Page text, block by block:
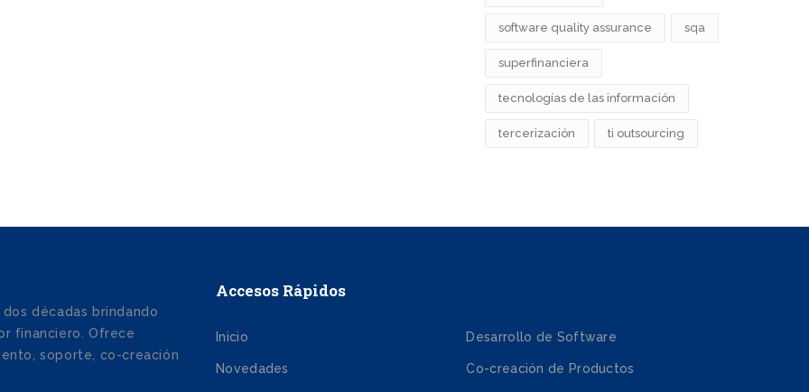
software quality assurance sqa
superfinanciera
tecnologías de las información
tercerización ti outsourcing
décadas brindando
financiero. Ofrece
soporte, co-creación
Accesos Rápidos
Inicio
Novedades
Desarrollo de Software
Co-creación de Productos